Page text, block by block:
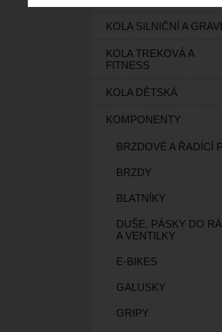
KOLA SILNIČNÍ A
KOLA TREKOVÁ A
FITNESS
KOLA DĚTSKÁ
KOMPONENTY
BRZDOVÉ A ŘADÍCÍ
BRZDY
BLATNÍKY
DUŠE, PÁSKY DO
A VENTILKY
E-BIKES
GALUSKY
GRIPY